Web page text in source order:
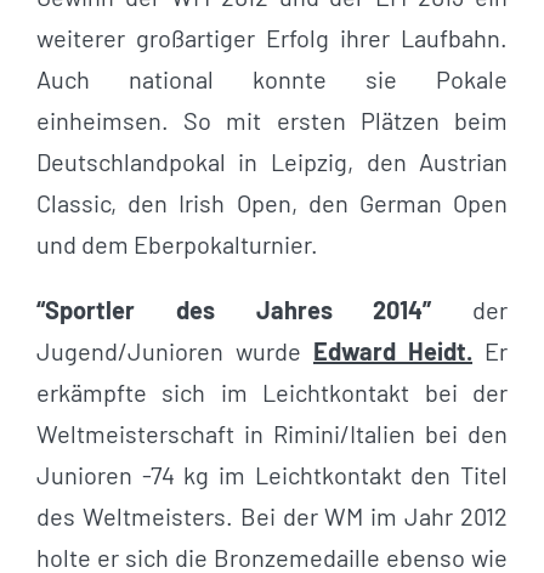
weiterer großartiger Erfolg ihrer Laufbahn.
Auch national konnte sie Pokale
einheimsen. So mit ersten Plätzen beim
Deutschlandpokal in Leipzig, den Austrian
Classic, den Irish Open, den German Open
und dem Eberpokalturnier.
“Sportler des Jahres 2014” der
Jugend/Junioren wurde Edward Heidt. Er
erkämpfte sich im Leichtkontakt bei der
Weltmeisterschaft in Rimini/Italien bei den
Junioren -74 kg im Leichtkontakt den Titel
des Weltmeisters. Bei der WM im Jahr 2012
holte er sich die Bronzemedaille ebenso wie